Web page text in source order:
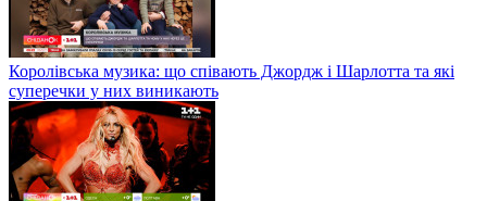
Королівська музика: що співають Джордж і Шарлотта та які
суперечки у них виникають